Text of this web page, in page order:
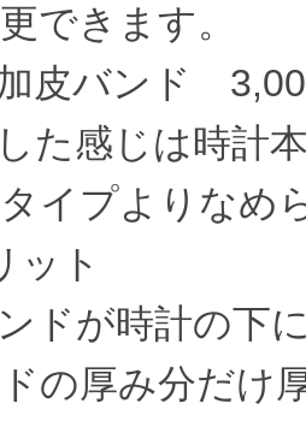
できます。
ンド 3,000
じは時計本
イプよりなめ
ト
時計の下に
の厚み分だけ